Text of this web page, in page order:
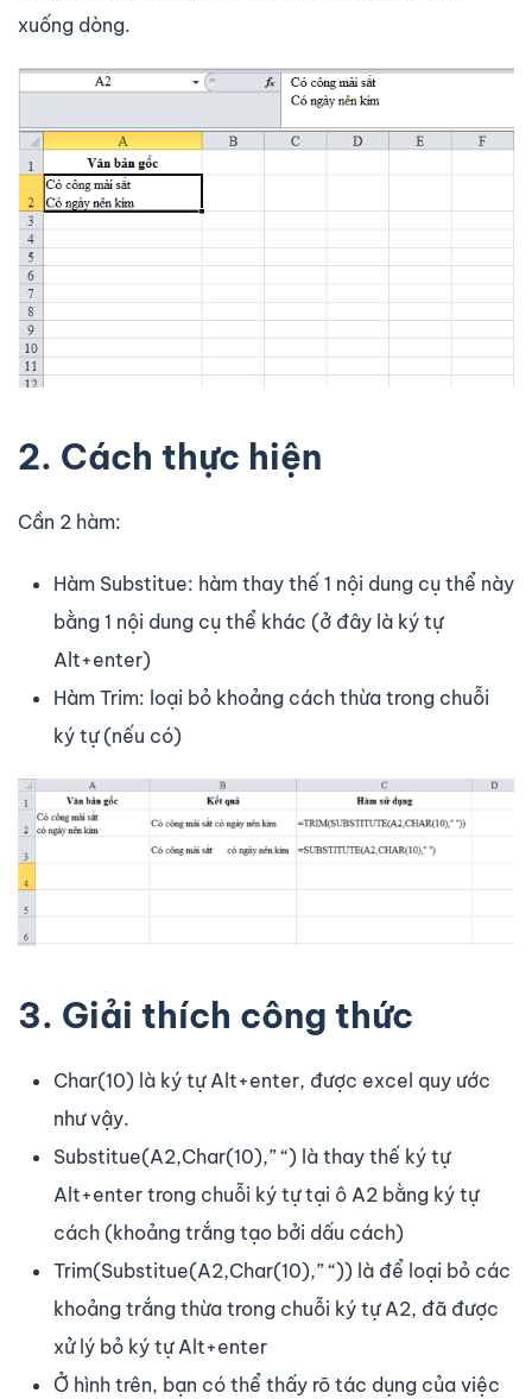
xuống dòng.
2. Cách thực hiện
Cần 2 hàm:
Hàm Substitue: hàm thay thế 1 nội dung cụ thể này
bằng 1 nội dung cụ thể khác (ở đây là ký tự
Alt+enter)
Hàm Trim: loại bỏ khoảng cách thừa trong chuỗi
ký tự (nếu có)
3. Giải thích công thức
Char(10) là ký tự Alt+enter, được excel quy ước
như vậy.
Substitue(A2,Char(10),” “) là thay thế ký tự
Alt+enter trong chuỗi ký tự tại ô A2 bằng ký tự
cách (khoảng trắng tạo bởi dấu cách)
Trim(Substitue(A2,Char(10),” “)) là để loại bỏ các
khoảng trắng thừa trong chuỗi ký tự A2, đã được
xử lý bỏ ký tự Alt+enter
Ở hình trên, bạn có thể thấy rõ tác dụng của việc